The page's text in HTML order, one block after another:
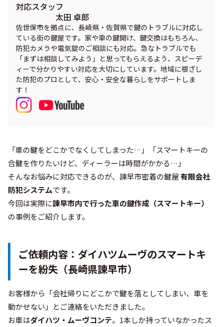
対応スタッフ
太田 卓郎
佐世保市を拠点に、長崎県・佐賀県で鍵のトラブルに対応し
ている街の鍵屋です。家や車の鍵開け、鍵交換はもちろん、
防犯カメラや電気錠のご相談にも対応。急なトラブルでも
「まずは相談してみよう」と思ってもらえるよう、スピーデ
ィーで分かりやすい対応を大切にしています。地域に根ざし
た防犯のプロとして、安心・安全な暮らしをサポートしま
す！
「車の鍵をどこかでなくしてしまった…」「スマートキーの
合鍵を作りたいけど、ディーラーは時間がかかる…」
そんなお悩みに対応できるのが、諫早市密着の鍵屋有限会社
防犯システムです。
今回は実際に諫早市内で行った車の鍵作成（スマートキー）
の事例をご紹介します。
ご依頼内容：ダイハツムーヴのスマートキ
ーを紛失（長崎県諫早市）
お客様から「会社帰りにどこかで鍵を落としてしまい、車を
動かせない」とご連絡をいただきました。
お車はダイハツ・ムーヴコンテ。1本しか持っていなかったス